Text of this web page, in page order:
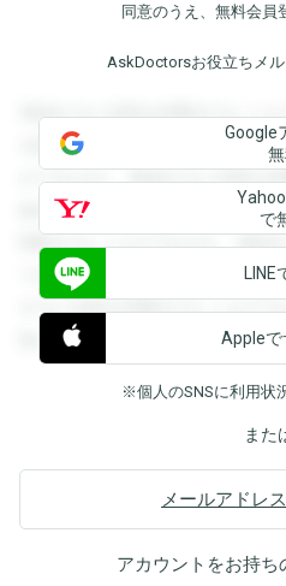
同意のうえ、無料会員
AskDoctorsお役立ちメ
登録すると回答を閲覧すること
を閲覧することができます。登
ができます。登録すると回答を
録すると回答を閲覧することが
閲覧することができます。登録
できます。登録すると回答を閲
すると回答を閲覧することがで
覧することができます。
Google
で
Appleで
※個人のSNSに利用状
また
メールアドレ
アカウントをお持ち